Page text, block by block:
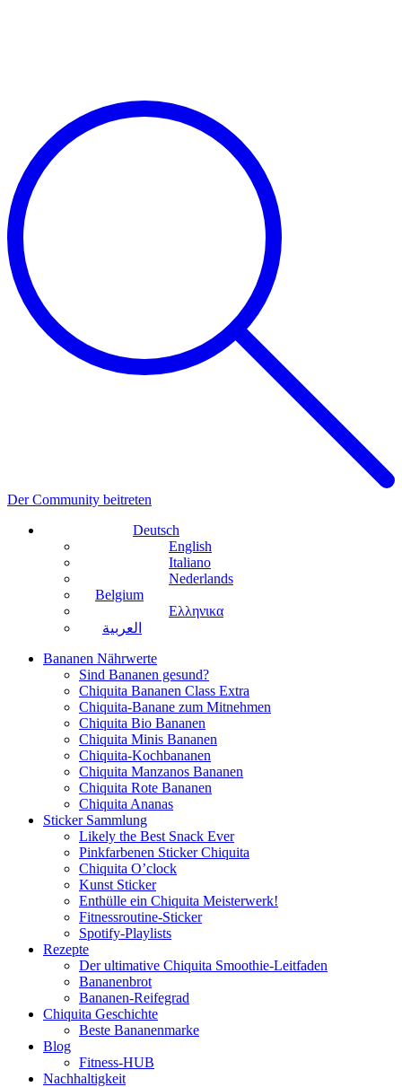
Der Community beitreten
Deutsch
English
Italiano
Nederlands
Belgium
Ελληνικα
العربية
Bananen Nährwerte
Sind Bananen gesund?
Chiquita Bananen Class Extra
Chiquita-Banane zum Mitnehmen
Chiquita Bio Bananen
Chiquita Minis Bananen
Chiquita-Kochbananen
Chiquita Manzanos Bananen
Chiquita Rote Bananen
Chiquita Ananas
Sticker Sammlung
Likely the Best Snack Ever
Pinkfarbenen Sticker Chiquita
Chiquita O’clock
Kunst Sticker
Enthülle ein Chiquita Meisterwerk!
Fitnessroutine-Sticker
Spotify-Playlists
Rezepte
Der ultimative Chiquita Smoothie-Leitfaden
Bananenbrot
Bananen-Reifegrad
Chiquita Geschichte
Beste Bananenmarke
Blog
Fitness-HUB
Nachhaltigkeit